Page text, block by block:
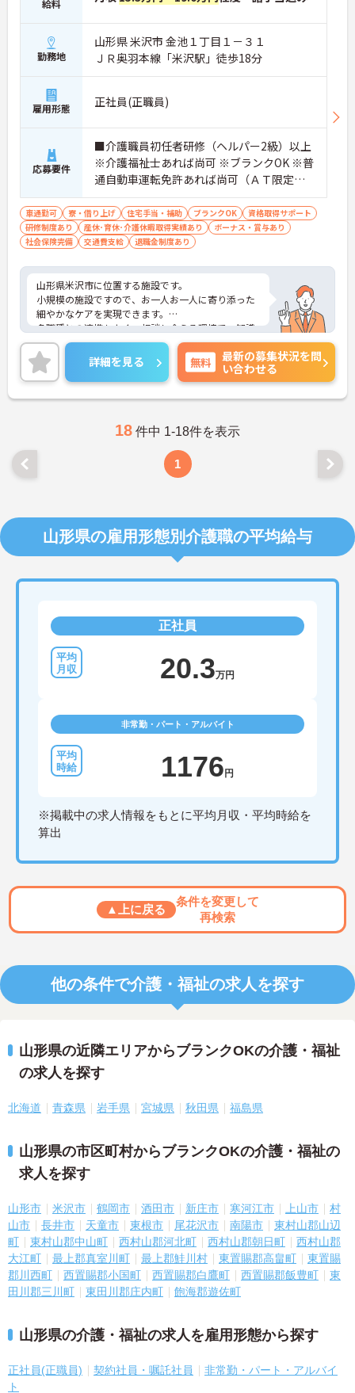
給料
勤務地
山形県 米沢市 金池１丁目１－３１
ＪＲ奥羽本線「米沢駅」徒歩18分
雇用形態 正社員(正職員)
応募要件
■介護職員初任者研修（ヘルパー2級）以上
※介護福祉士あれば尚可 ※ブランクOK ※普
通自動車運転免許あれば尚可（ＡＴ限定
可）
車通勤可 寮・借り上げ 住宅手当・補助 ブランクOK
資格取得サポート
研修制度あり
産休･育休･介護休暇取得実績あり
ボーナス・賞与あり
社会保険完備
交通費支給 退職金制度あり
山形県米沢市に位置する施設です。
小規模の施設ですので、お一人お一人に寄り添った
細やかなケアを実現できます。
多職種との連携もよく、相談し合える環境で、知識
の取得等スキルアップも目指せます。
ご興味ある方には、面接対策ポイントなど、さらに
詳細をお話しいたしますのでお気軽にご相談くださ
い！
詳細を見る 無料
最新の募集状況を問
い合わせる
18 件中 1-18件を表示
1
山形県の雇用形態別介護職の平均給与
正社員
20.3万円
非常勤・パート・アルバイト
1176円
※掲載中の求人情報をもとに平均月収・平均時給を
算出
▲上に戻る
条件を変更して
再検索
他の条件で介護・福祉の求人を探す
山形県の近隣エリアからブランクOKの介護・福祉
の求人を探す
北海道 青森県 岩手県 宮城県 秋田県 福島県
山形県の市区町村からブランクOKの介護・福祉の
求人を探す
山形市 米沢市 鶴岡市 酒田市 新庄市 寒河江市 上山市
村
山市
長井市 天童市 東根市 尾花沢市 南陽市
東村山郡山辺
町
東村山郡中山町 西村山郡河北町 西村山郡朝日町
西村山郡
大江町
最上郡真室川町 最上郡鮭川村 東置賜郡高畠町
東置賜
郡川西町
西置賜郡小国町 西置賜郡白鷹町 西置賜郡飯豊町
東
田川郡三川町
東田川郡庄内町 飽海郡遊佐町
山形県の介護・福祉の求人を雇用形態から探す
正社員(正職員) 契約社員・嘱託社員
非常勤・パート・アルバイ
ト